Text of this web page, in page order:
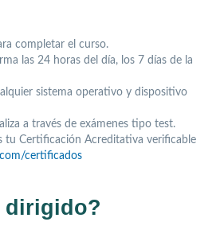
completar el curso.
las 24 horas del día, los 7 días de la
sistema operativo y dispositivo
a través de exámenes tipo test.
tu Certificación Acreditativa verificable
certificados
dirigido?